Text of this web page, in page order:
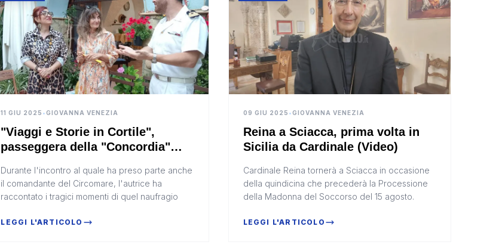
11 GIU 2025 •GIOVANNA VENEZIA
"Viaggi e Storie in Cortile",
passeggera della "Concordia"
naufragio (Video)
Durante l'incontro al quale ha preso parte anche
il comandante del Circomare, l'autrice ha
raccontato i tragici momenti di quel naufragio
LEGGI L'ARTICOLO
09 GIU 2025 •GIOVANNA VENEZIA
Reina a Sciacca, prima volta in
Sicilia da Cardinale (Video)
Cardinale Reina tornerà a Sciacca in occasione
della quindicina che precederà la Processione
della Madonna del Soccorso del 15 agosto.
LEGGI L'ARTICOLO